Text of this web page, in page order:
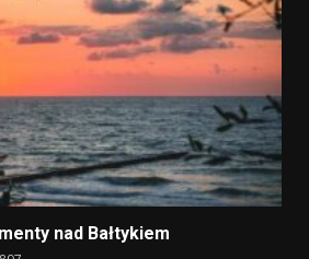
nad Bałtykiem